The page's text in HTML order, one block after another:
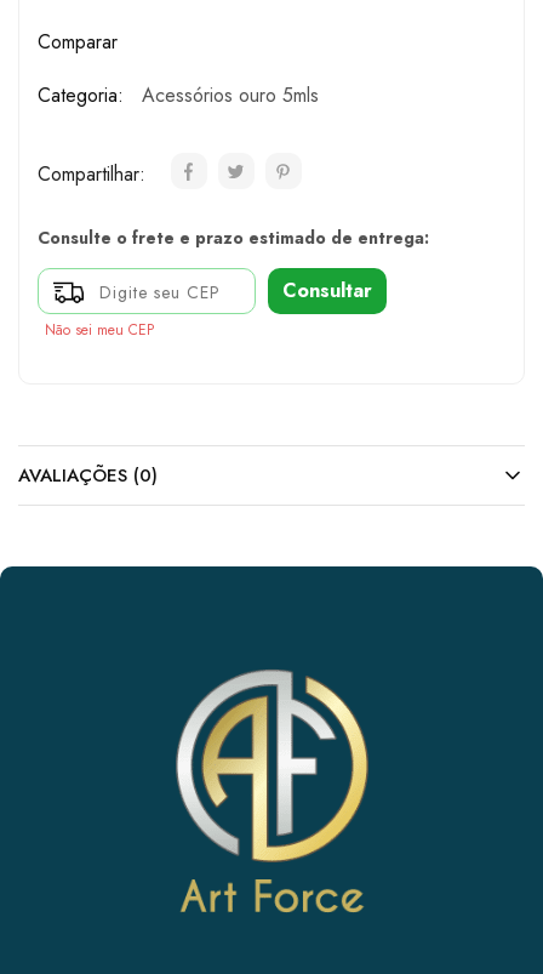
Comparar
Categoria:
Acessórios ouro 5mls
Compartilhar:
Consulte o frete e prazo estimado de entrega:
Consultar
Não sei meu CEP
AVALIAÇÕES (0)